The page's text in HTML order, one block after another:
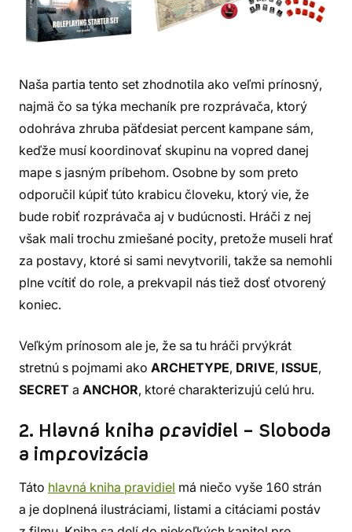
Naša partia tento set zhodnotila ako veľmi prínosný,
najmä čo sa týka mechaník pre rozprávača, ktorý
odohráva zhruba päťdesiat percent kampane sám,
keďže musí koordinovať skupinu na vopred danej
mape s jasným príbehom. Osobne by som preto
odporučil kúpiť túto krabicu človeku, ktorý vie, že
bude robiť rozprávača aj v budúcnosti. Hráči z nej
však mali trochu zmiešané pocity, pretože museli hrať
za postavy, ktoré si sami nevytvorili, takže sa nemohli
plne vcítiť do role, a prekvapil nás tiež dosť otvorený
koniec.
Veľkým prínosom ale je, že sa tu hráči prvýkrát
stretnú s pojmami ako ARCHETYPE, DRIVE, ISSUE,
SECRET a ANCHOR, ktoré charakterizujú celú hru.
2. Hlavná kniha pravidiel – Sloboda
a improvizácia
Táto hlavná kniha pravidiel má niečo vyše 160 strán
a je doplnená ilustráciami, listami a citáciami postáv